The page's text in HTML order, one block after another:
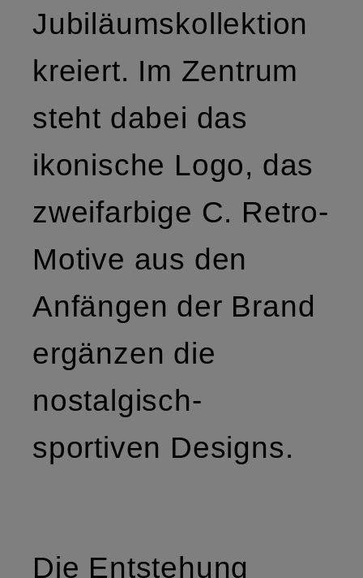
Jubiläumskollektion
kreiert. Im Zentrum
steht dabei das
ikonische Logo, das
zweifarbige C. Retro-
Motive aus den
Anfängen der Brand
ergänzen die
nostalgisch-
sportiven Designs.
Die Entstehung